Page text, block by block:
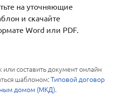
на уточняющие
и скачайте
Word или PDF.
или составить документ онлайн
шаблоном:Типовой договор
домом (МКД).